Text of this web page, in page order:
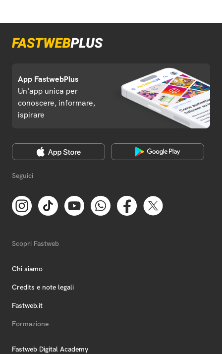
App FastwebPlus
Un'app unica per
conoscere, informare,
ispirare
Seguici
Scopri Fastweb
Chi siamo
Credits e note legali
Fastweb.it
Formazione
Fastweb Digital Academy